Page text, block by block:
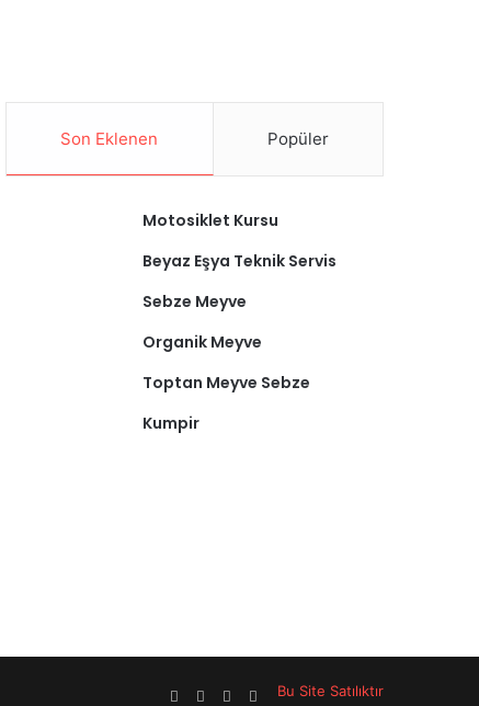
Son Eklenen Popüler
Motosiklet Kursu
Beyaz Eşya Teknik Servis
Sebze Meyve
Organik Meyve
Toptan Meyve Sebze
Kumpir
Bu Site Satılıktır
FacebookLinkedInYouTube